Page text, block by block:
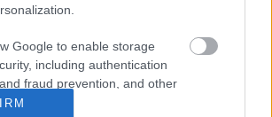
Google to enable storage
including authentication
fraud prevention, and other
Csurka Eszter, Csurka Dóra